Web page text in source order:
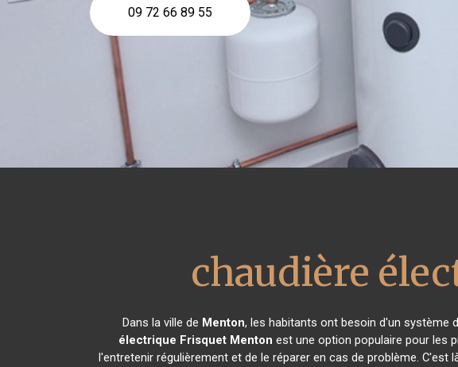
09 72 66 89 55
chaudière
Dans la ville de Menton, les habitants ont besoin d'un système
électrique Frisquet Menton est une option populaire pour les
l'entretenir régulièrement et de le réparer en cas de problème. C'est